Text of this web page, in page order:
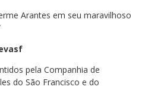
Arantes em seu maravilhoso
pela Companhia de
do São Francisco e do